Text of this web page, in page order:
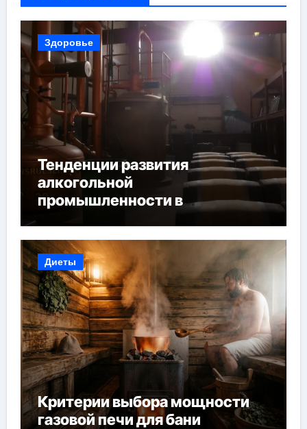
Здоровье
Тенденции развития
алкогольной
промышленности в
Диеты
Критерии выбора мощности
газовой печи для бани